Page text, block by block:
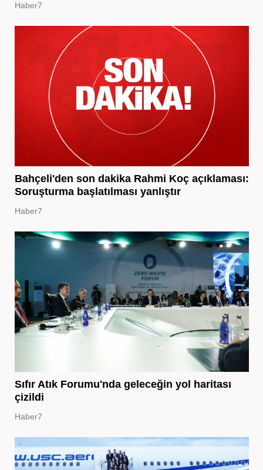
Haber7
Bahçeli'den son dakika Rahmi Koç açıklaması:
Soruşturma başlatılması yanlıştır
Haber7
Sıfır Atık Forumu'nda geleceğin yol haritası
çizildi
Haber7